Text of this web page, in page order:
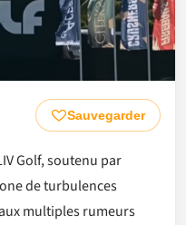
Sauvegarder
Golf, soutenu par
de turbulences
multiples rumeurs